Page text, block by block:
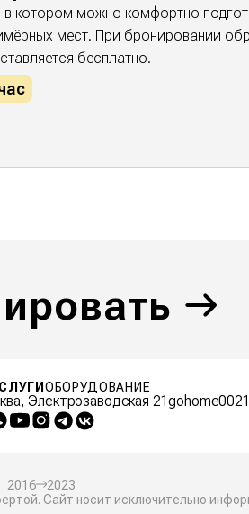
в котором можно комфортно
мест. При бронировании
бесплатно.
ОБОРУДОВАНИЕ
Электрозаводская 21
2016
2023
Сайт носит исключительно